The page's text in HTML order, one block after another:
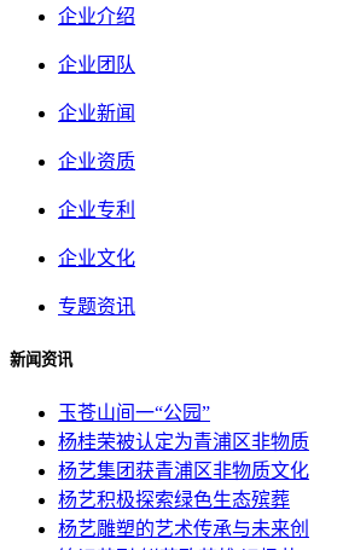
企业介绍
企业团队
企业新闻
企业资质
企业专利
企业文化
专题资讯
新闻资讯
玉苍山间一“公园”
杨桂荣被认定为青浦区非物质
杨艺集团获青浦区非物质文化
杨艺积极探索绿色生态殡葬
杨艺雕塑的艺术传承与未来创